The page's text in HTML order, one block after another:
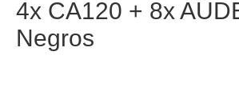
4x CA120 + 8x
Negros